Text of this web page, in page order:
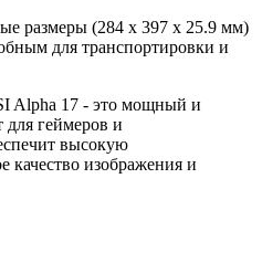
размеры (284 x 397 x 25.9 мм)
для транспортировки и
Alpha 17 - это мощный и
геймеров и
высокую
качество изображения и